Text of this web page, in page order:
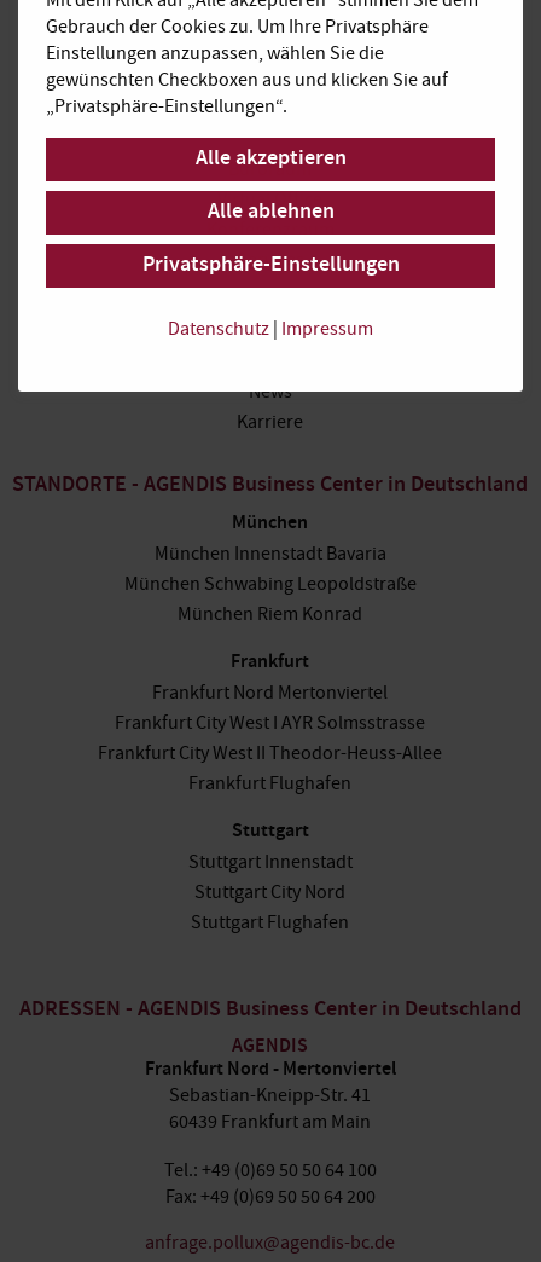
Impressum
Datenschutz
PRODUKTE
Büroraum
Virtual Office
Konferenzraum
Services
ÜBER UNS
News
Karriere
STANDORTE - AGENDIS Business Center in Deutschland
München
München Innenstadt Bavaria
München Schwabing Leopoldstraße
München Riem Konrad
Frankfurt
Frankfurt Nord Mertonviertel
Frankfurt City West I AYR Solmsstrasse
Frankfurt City West II Theodor-Heuss-Allee
Frankfurt Flughafen
Stuttgart
Stuttgart Innenstadt
Stuttgart City Nord
Stuttgart Flughafen
ADRESSEN - AGENDIS Business Center in Deutschland
AGENDIS
Frankfurt Nord - Mertonviertel
Sebastian-Kneipp-Str. 41
60439 Frankfurt am Main
Tel.: +49 (0)69 50 50 64 100
Fax: +49 (0)69 50 50 64 200
anfrage.pollux@agendis-bc.de
Gebrauch der Cookies zu. Um Ihre Privatsphäre
Einstellungen anzupassen, wählen Sie die
gewünschten Checkboxen aus und klicken Sie auf
„Privatsphäre-Einstellungen“.
Alle akzeptieren
Alle ablehnen
Privatsphäre-Einstellungen
Datenschutz Impressum